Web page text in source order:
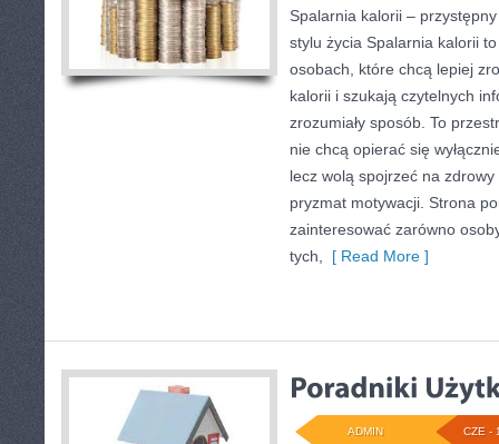
Spalarnia kalorii –
stylu życia Spalarnia kalorii
osobach, które chcą lepiej
kalorii i szukają czytelnych
zrozumiały sposób. To
nie chcą opierać się
lecz wolą spojrzeć na
pryzmat motywacji. Strona
zainteresować zarówno
tych,
[ Read More ]
CZE -
ADMIN